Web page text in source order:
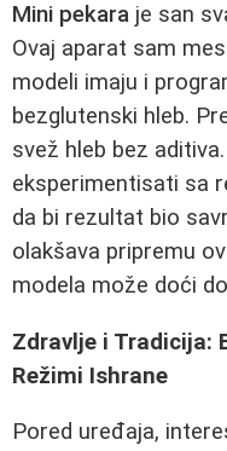
Mini pekara je san
Ovaj aparat sam
modeli imaju i
bezglutenski hleb.
svež hleb bez
eksperimentisati sa
da bi rezultat bio
olakšava pripremu
modela može doći
Zdravlje i Tradicija:
Režimi Ishrane
Pored uređaja,